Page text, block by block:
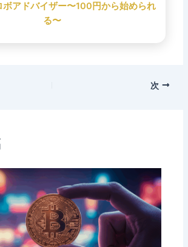
ボアドバイザー〜100円から始められ
る〜
次